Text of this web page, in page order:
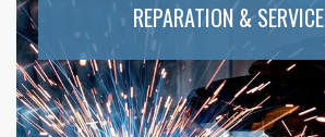
REPARATION & SERVICE